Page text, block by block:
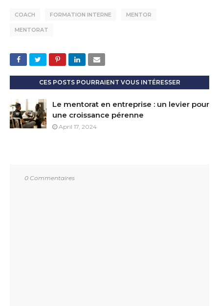
COACH FORMATION INTERNE MENTOR
MENTORAT
CES POSTS POURRAIENT VOUS INTÉRESSER
Le mentorat en entreprise : un levier pour
une croissance pérenne
April 17, 2024
0 Commentaires